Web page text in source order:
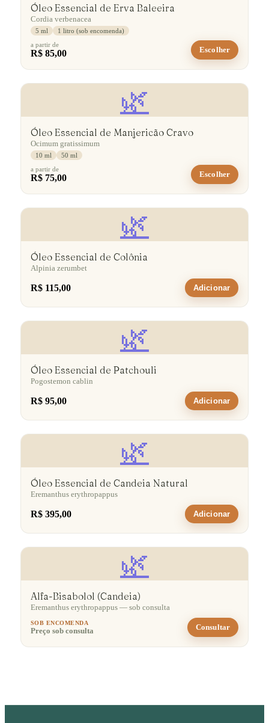
Óleo Essencial de Erva Baleeira
Cordia verbenacea
5 ml
1 litro (sob encomenda)
a partir de
R$ 85,00 Escolher
🌿
Óleo Essencial de Manjericão Cravo
Ocimum gratissimum
10 ml
50 ml
a partir de
R$ 75,00 Escolher
🌿
Óleo Essencial de Colônia
Alpinia zerumbet
R$ 115,00 Adicionar
🌿
Óleo Essencial de Patchouli
Pogostemon cablin
R$ 95,00 Adicionar
🌿
Óleo Essencial de Candeia Natural
Eremanthus erythropappus
R$ 395,00 Adicionar
🌿
Alfa-Bisabolol (Candeia)
Eremanthus erythropappus — sob consulta
SOB ENCOMENDA
Preço sob consulta Consultar